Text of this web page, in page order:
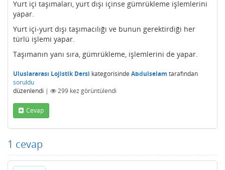
Yurt içi taşımaları, yurt dışı içinse gümrükleme işlemlerini
yapar.
Yurt içi-yurt dışı taşımacılığı ve bunun gerektirdiği her
türlü işlemi yapar.
Taşımanın yanı sıra, gümrükleme, işlemlerini de yapar.
Uluslararası Lojistik Dersi kategorisinde Abdulselam tarafından
soruldu
düzenlendi | 299 kez görüntülendi
Cevap
1 cevap